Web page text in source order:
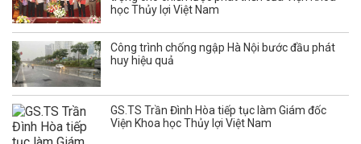
học Thủy lợi Việt Nam
Công trình chống ngập Hà Nội bước đầu phát
huy hiệu quả
GS.TS Trần Đình Hòa tiếp tục làm Giám đốc
Viện Khoa học Thủy lợi Việt Nam